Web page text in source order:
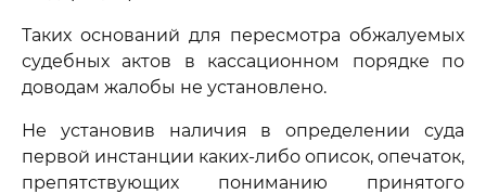
Таких оснований для пересмотра обжалуемых
судебных актов в кассационном порядке по
доводам жалобы не установлено.
Не установив наличия в определении суда
первой инстанции каких-либо описок, опечаток,
препятствующих пониманию принятого